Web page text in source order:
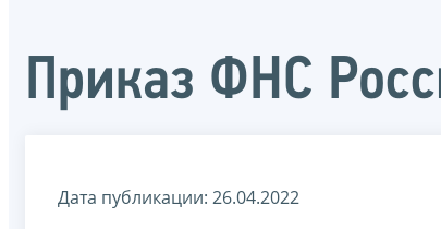
Приказ ФНС
Дата публикации: 26.04.2022